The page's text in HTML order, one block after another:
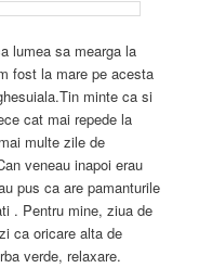
lumea sa mearga la
fost la mare pe acesta
minte ca si
cat mai repede la
multe zile de
veneau inapoi erau
pus ca are pamanturile
. Pentru mine, ziua de
ca oricare alta de
verde, relaxare.